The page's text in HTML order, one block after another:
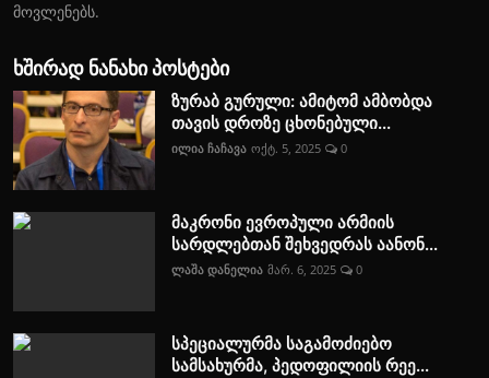
მოვლენებს.
ხშირად ნანახი პოსტები
ზურაბ გურული: ამიტომ ამბობდა
თავის დროზე ცხონებული...
ილია ჩაჩავა ოქტ. 5, 2025 0
მაკრონი ევროპული არმიის
სარდლებთან შეხვედრას აანონ...
ლაშა დანელია მარ. 6, 2025 0
სპეციალურმა საგამოძიებო
სამსახურმა, პედოფილიის რეე...